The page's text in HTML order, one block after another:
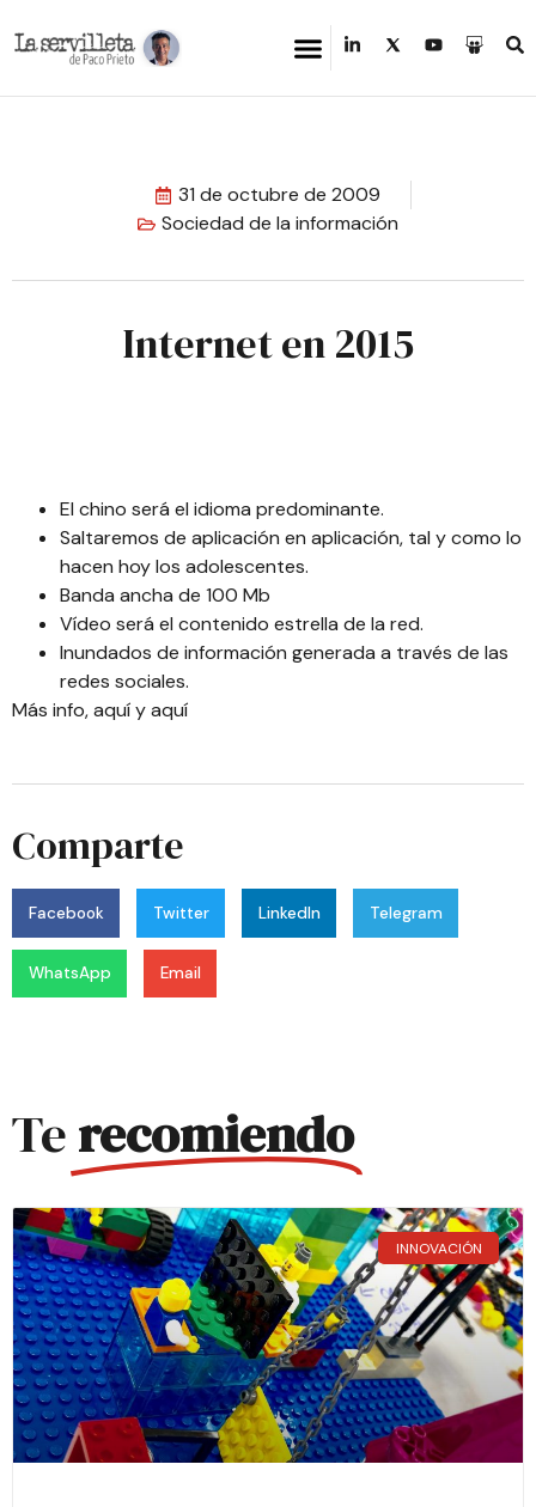
31 de octubre de 2009
Sociedad de la información
Internet en 2015
El chino será el idioma predominante.
Saltaremos de aplicación en aplicación, tal y como lo
hacen hoy los adolescentes.
Banda ancha de 100 Mb
Vídeo será el contenido estrella de la red.
Inundados de información generada a través de las
redes sociales.
Más info,aquíyaquí
Comparte
Facebook Twitter LinkedIn Telegram
WhatsApp Email
Terecomiendo
INNOVACIÓN